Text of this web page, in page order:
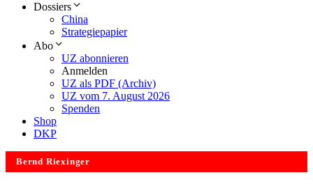
Dossiers
China
Strategiepapier
Abo
UZ abonnieren
Anmelden
UZ als PDF (Archiv)
UZ vom 7. August 2026
Spenden
Shop
DKP
Bernd Riexinger